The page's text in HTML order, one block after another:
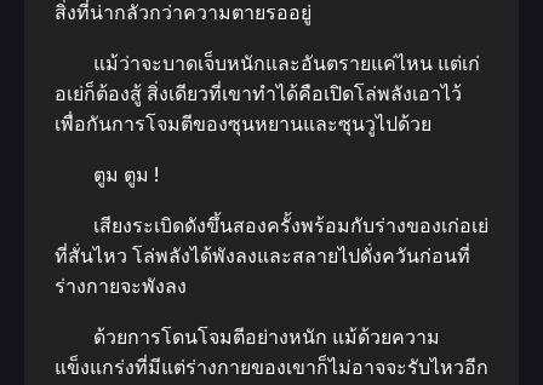
สิ่งที่น่ากลัวกว่าความตายรออยู่
แม้ว่าจะบาดเจ็บหนักและอันตรายแค่ไหน แต่เก่
อเย่ก็ต้องสู้ สิ่งเดียวที่เขาทำได้คือเปิดโล่พลังเอาไว้
เพื่อกันการโจมตีของซุนหยานและซุนวูไปด้วย
ตูม ตูม !
เสียงระเบิดดังขึ้นสองครั้งพร้อมกับร่างของเก่อเย่
ที่สั่นไหว โล่พลังได้พังลงและสลายไปดั่งควันก่อนที่
ร่างกายจะพังลง
ด้วยการโดนโจมตีอย่างหนัก แม้ด้วยความ
แข็งแกร่งที่มีแต่ร่างกายของเขาก็ไม่อาจจะรับไหวอีก